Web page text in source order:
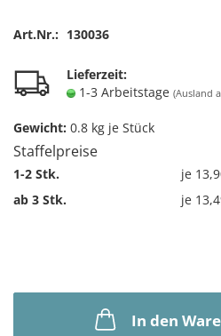
Art.Nr.: 130036
Lieferzeit:
1-3 Arbeitstage (Ausland
Gewicht: 0.8 kg je Stück
Staffelpreise
1-2 Stk.
je
ab 3 Stk.
je
In den